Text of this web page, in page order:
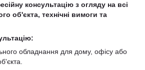
консультацію з огляду на всі
об'єкта, технічні вимоги та
обладнання для дому, офісу або